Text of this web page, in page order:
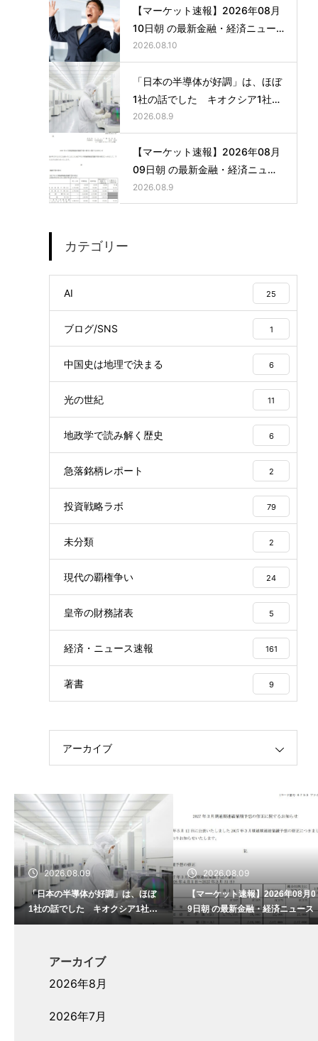
【マーケット速報】2026年08月
10日朝 の最新金融・経済ニュー
ス
2026.08.10
「日本の半導体が好調」は、ほぼ
1社の話でした キオクシア1社の
3か月の利益が、他6社の1年分を
超えた日
2026.08.9
【マーケット速報】2026年08月
09日朝 の最新金融・経済ニュー
ス
2026.08.9
カテゴリー
AI 25
ブログ/SNS 1
中国史は地理で決まる 6
光の世紀 11
地政学で読み解く歴史 6
急落銘柄レポート 2
投資戦略ラボ 79
未分類 2
現代の覇権争い 24
皇帝の財務諸表 5
経済・ニュース速報 161
著書 9
アーカイブ
2026.08.09
「日本の半導体が好調」は、ほぼ
1社の話でした キオクシア1社の
3か月の利益が、他6社の1年分を
2026.08.09
【マーケット速報】2026年08月0
9日朝 の最新金融・経済ニュース
アーカイブ
2026年8月
2026年7月